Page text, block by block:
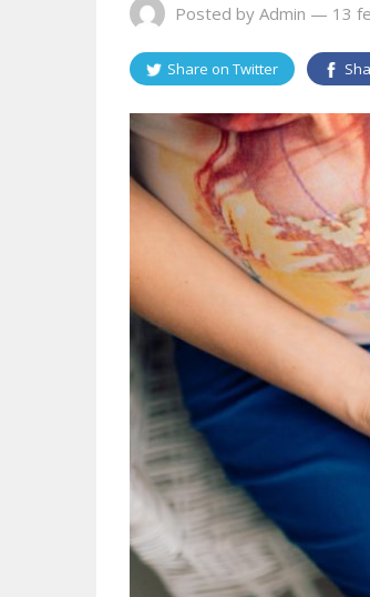
Posted by Admin — 13
Share on Twitter